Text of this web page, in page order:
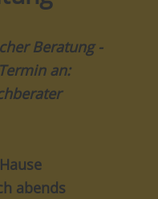
Beratung -
an:
abends